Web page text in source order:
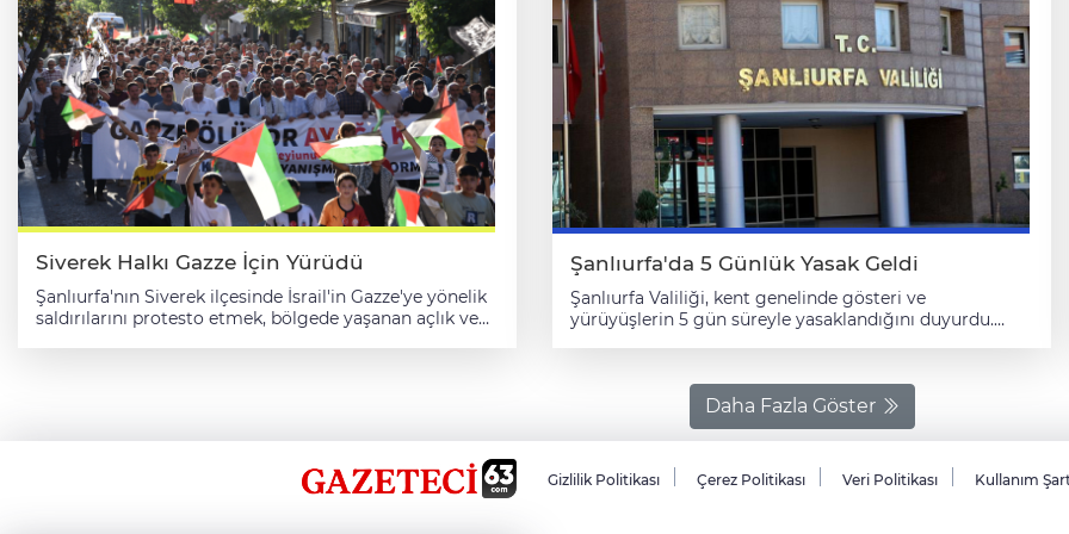
dağılmak istemeyen gruba polis ekipleri tarafından
dağılmaları yönünde uyarı yapıldı. Sınır hattına gitmek
isteyen grubun uyarıya taşlarla karşılık vermesi üzerine
polis, TOMA ve biber gazıyla müdahale etti. Öte yandan
Aydınlar Mahallesi Doğantürk Sokak'taki DEM Parti İlçe
Başkanlığı önünde toplanan bazı kişilerin polis
ekiplerine havai fişek atması üzerine güvenlik güçleri
burada da müdahalede bulundu. Grubu dağıtan ekipler,
7 kişiyi gözaltına aldı.
yapısı, bitki örtüsü ve havası harika. Burada yürüyüş
yapmak bizim için çok değerli bir deneyim oldu.
Bölgenin tanıtımı ve aynı zamanda korunması çok şey
kazandırır." dedi. Etkinliğe katılan Sümeyye Karakaş da
Şanlıurfa'dan kanyonun güzelliğini görmek için
geldiklerini belirterek, "Herkes hayran kaldı. Gerçekten
doğa harikası bir yer." değerlendirmesinde bulundu.
Karakaş, kanyonun turizme kazandırılması gerektiğini
dile getirdi.
Siverek Halkı Gazze İçin Yürüdü
Şanlıurfa'nın Siverek ilçesinde İsrail'in Gazze'ye yönelik
saldırılarını protesto etmek, bölgede yaşanan açlık ve
taşındığı yürüyüşte, "Gazze ölüyor, ayağa kalk" pankartı
Bir-Sen Siverek temsilcisi Fikret Aslanparçası, Gazze'de
Şanlıurfa'da 5 Günlük Yasak Geldi
Şanlıurfa Valiliği, kent genelinde gösteri ve
yürüyüşlerin 5 gün süreyle yasaklandığını duyurdu.
Gösteri Yürüyüşleri Kanunu'nun 17. ve 19. maddesine
istinaden bazı kararlar alındığı belirtildi. Açıklamada, şu
ifadelere yer verildi: "İlimiz sınırları içinde huzur ve
güvenliğin, kişi dokunulmazlığının, tasarrufa müteallik
emniyetin ve kamu esenliğinin sağlanması amacıyla
Valilik ile kaymakamlık makamlarının uygun göreceği
Daha Fazla Göster
Gizlilik Politikası Çerez Politikası Veri Politikası Kullanım